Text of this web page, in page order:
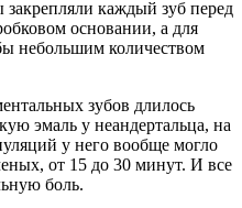
каждый зуб перед
основании, а для
небольшим количеством
зубов длилось
эмаль у неандертальца, на
у него вообще могло
от 15 до 30 минут. И все
боль.